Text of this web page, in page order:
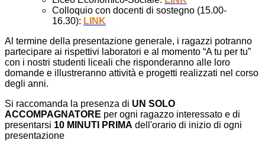
Colloquio con docenti di sostegno (15.00-
16.30): LINK
Al termine della presentazione generale, i ragazzi potranno
partecipare ai rispettivi laboratori e al momento “A tu per tu”
con i nostri studenti liceali che risponderanno alle loro
domande e illustreranno attività e progetti realizzati nel corso
degli anni.
Si raccomanda la presenza di UN SOLO
ACCOMPAGNATORE per ogni ragazzo interessato e di
presentarsi 10 MINUTI PRIMA dell'orario di inizio di ogni
presentazione